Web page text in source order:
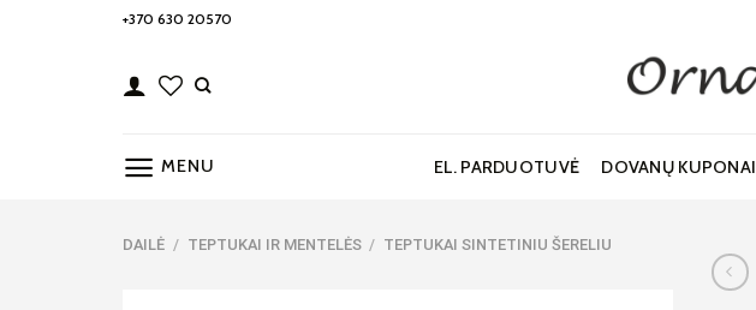
+370 630 20570
MENU EL. PARDUOTUVĖ DOVANŲ KUPONAI
DAILĖ / TEPTUKAI IR MENTELĖS / TEPTUKAI SINTETINIU ŠERELIU